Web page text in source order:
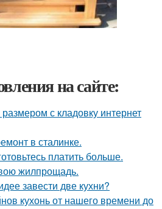
на сайте:
с кладовку интернет
в сталинке.
платить больше.
жилпрощадь.
завести две кухни?
кухонь от нашего времени до